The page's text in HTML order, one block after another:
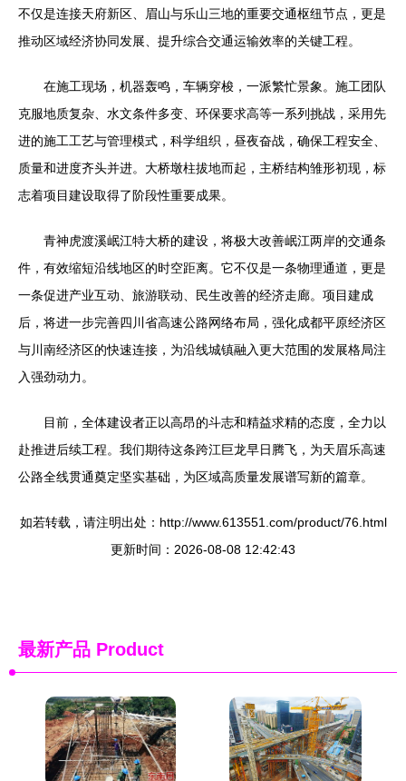
不仅是连接天府新区、眉山与乐山三地的重要交通枢纽节点，更是
推动区域经济协同发展、提升综合交通运输效率的关键工程。
在施工现场，机器轰鸣，车辆穿梭，一派繁忙景象。施工团队
克服地质复杂、水文条件多变、环保要求高等一系列挑战，采用先
进的施工工艺与管理模式，科学组织，昼夜奋战，确保工程安全、
质量和进度齐头并进。大桥墩柱拔地而起，主桥结构雏形初现，标
志着项目建设取得了阶段性重要成果。
青神虎渡溪岷江特大桥的建设，将极大改善岷江两岸的交通条
件，有效缩短沿线地区的时空距离。它不仅是一条物理通道，更是
一条促进产业互动、旅游联动、民生改善的经济走廊。项目建成
后，将进一步完善四川省高速公路网络布局，强化成都平原经济区
与川南经济区的快速连接，为沿线城镇融入更大范围的发展格局注
入强劲动力。
目前，全体建设者正以高昂的斗志和精益求精的态度，全力以
赴推进后续工程。我们期待这条跨江巨龙早日腾飞，为天眉乐高速
公路全线贯通奠定坚实基础，为区域高质量发展谱写新的篇章。
如若转载，请注明出处：http://www.613551.com/product/76.html
更新时间：2026-08-08 12:42:43
最新产品 Product